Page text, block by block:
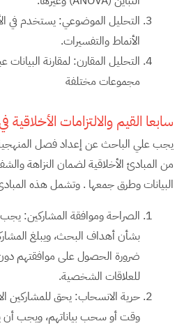
التحليل الموضوعي: يستخدم في
الأنماط والتفسيرات.
التحليل المقارن: لمقارنة البيانات
مجموعات مختلفة
سابعا القيم والالتزامات الأخلاقية
يجب علي الباحث عن إعداد فصل المنهجية
من المبادئ الأخلاقية لضمان النزاهة
البيانات وطرق جمعها . وتشمل هذه
الصراحة وموافقة المشاركين:
بشأن أهداف البحث، ويبلغ
ضرورة الحصول على موافقتهم دون
للعلاقات الشخصية.
حرية الانسحاب: يحق للمشاركين
وقت أو سحب بياناتهم، ويجب أن